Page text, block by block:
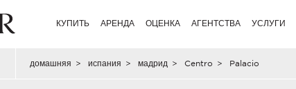
КУПИТЬ АРЕНДА ОЦЕНКА АГЕНТСТВА УСЛУГИ
домашняя > испания > мадрид > Centro > Palacio